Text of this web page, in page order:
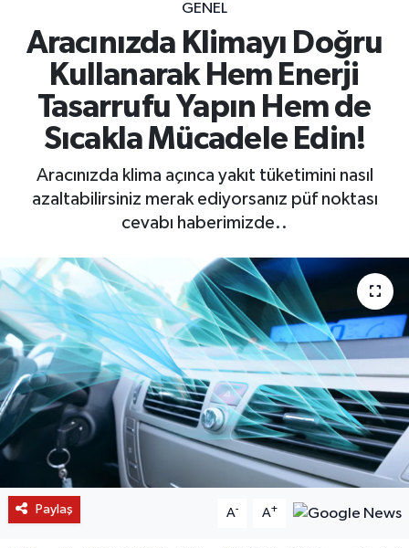
GENEL
Aracınızda Klimayı Doğru
Kullanarak Hem Enerji
Tasarrufu Yapın Hem de
Sıcakla Mücadele Edin!
Aracınızda klima açınca yakıt tüketimini nasıl
azaltabilirsiniz merak ediyorsanız püf noktası
cevabı haberimizde..
Paylaş A- A+